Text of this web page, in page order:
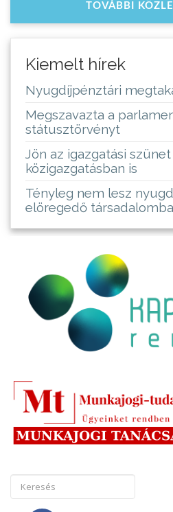
TOVÁBBI
Kiemelt hírek
Nyugdíjpénztári
Megszavazta a
státusztörvényt
Jön az igazgatási szünet
közigazgatásban is
Tényleg nem lesz
elöregedő